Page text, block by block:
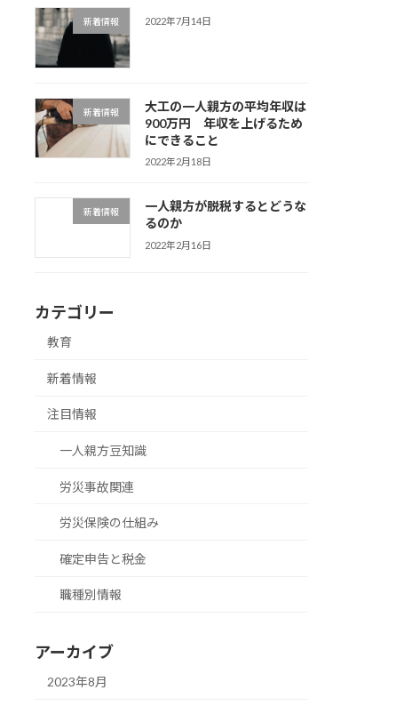
新着情報 2022年7月14日
新着情報
大工の一人親方の平均年収は
900万円 年収を上げるため
にできること
2022年2月18日
新着情報
一人親方が脱税するとどうな
るのか
2022年2月16日
カテゴリー
教育
新着情報
注目情報
一人親方豆知識
労災事故関連
労災保険の仕組み
確定申告と税金
職種別情報
アーカイブ
2023年8月